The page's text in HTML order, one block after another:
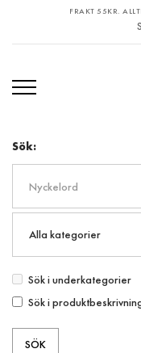
FRAKT 55KR.
Sök:
Sök i underkategorier
Sök i